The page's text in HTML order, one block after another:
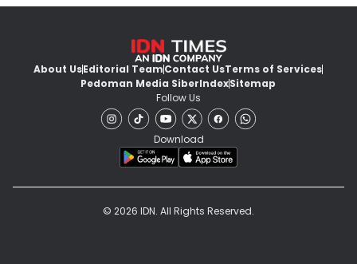
About UsEditorial TeamContact UsTerms of Services
Pedoman Media SiberIndexSitemap
Follow Us
Download
© 2026 IDN. All Rights Reserved.